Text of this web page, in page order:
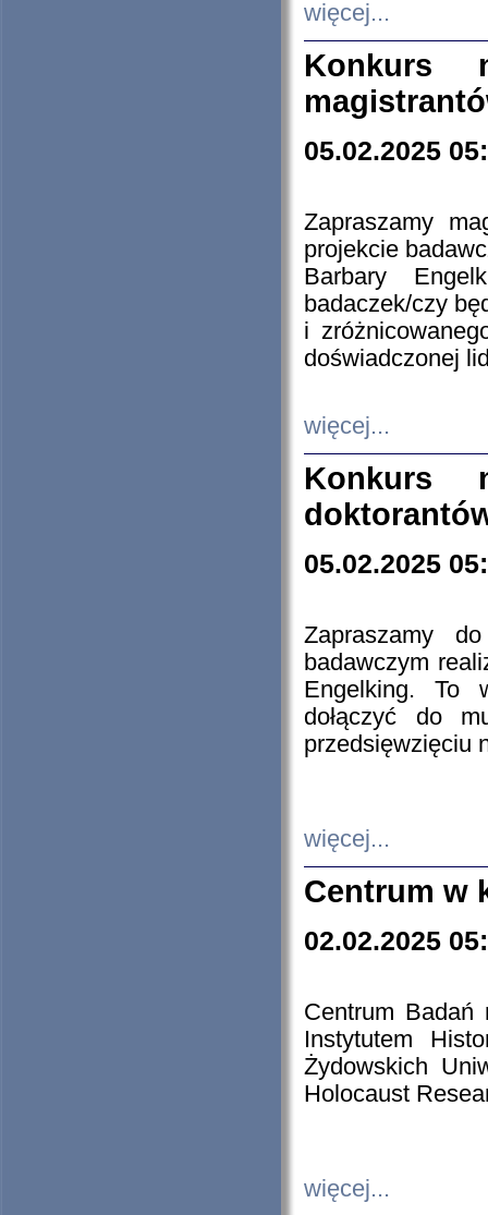
więcej...
Konkurs
05.02.2025
Zapraszamy
projekcie
Barbary
badaczek/czy
i
doświadczonej
więcej...
Konkurs
05.02.2025
Zapraszamy
badawczym
Engelking. To
dołączyć do
przedsięwzięciu
więcej...
Centrum w
02.02.2025
Centrum Badań
Instytutem
Żydowskich
Holocaust
więcej...